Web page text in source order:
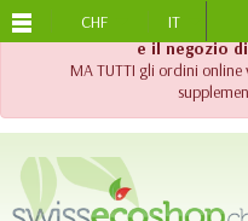
!! Importante !! Fino al 20
e il negozio
MA TUTTI gli ordini
CHF IT